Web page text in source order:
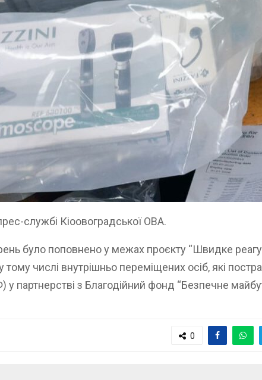
службі Кіоовоградської ОВА.
було поповнено у межах проєкту “Швидке
у тому числі внутрішньо переміщених осіб, які
з Благодійний фонд “Безпечне
0